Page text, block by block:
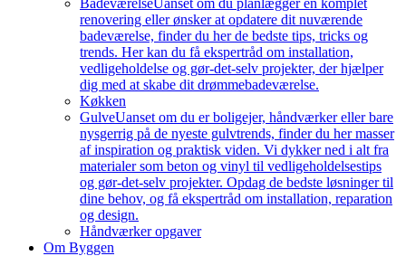
BadeværelseUanset om du planlægger en komplet
renovering eller ønsker at opdatere dit nuværende
badeværelse, finder du her de bedste tips, tricks og
trends. Her kan du få ekspertråd om installation,
vedligeholdelse og gør-det-selv projekter, der hjælper
dig med at skabe dit drømmebadeværelse.
Køkken
GulveUanset om du er boligejer, håndværker eller bare
nysgerrig på de nyeste gulvtrends, finder du her masser
af inspiration og praktisk viden. Vi dykker ned i alt fra
materialer som beton og vinyl til vedligeholdelsestips
og gør-det-selv projekter. Opdag de bedste løsninger til
dine behov, og få ekspertråd om installation, reparation
og design.
Håndværker opgaver
Om Byggen